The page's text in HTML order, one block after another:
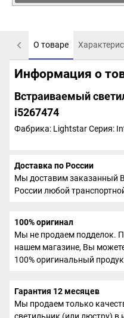
О товаре
Информация о
Встраиваемый
i5267474
Фабрика: LightstarСерия:
Доставка по России
Мы доставим заказанный
России любой
100% оригинал
Мы не продаем подделок.
нашем магазине, Вы
100% оригинальный
Гарантия 12 месяцев
Мы продаем только
светильник (или люстру) в